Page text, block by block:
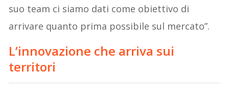
suo team ci siamo dati come obiettivo di
arrivare quanto prima possibile sul mercato”.
L’innovazione che arriva sui
territori